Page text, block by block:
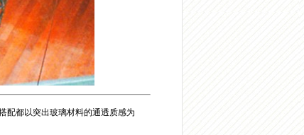
配都以突出玻璃材料的通透质感为